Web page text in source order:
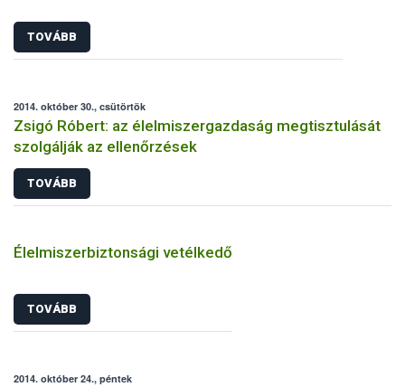
TOVÁBB
2014. október 30., csütörtök
Zsigó Róbert: az élelmiszergazdaság megtisztulását
szolgálják az ellenőrzések
TOVÁBB
Élelmiszerbiztonsági vetélkedő
TOVÁBB
2014. október 24., péntek